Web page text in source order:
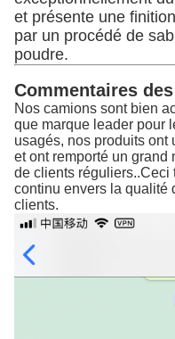
et présente une
par un procédé de
poudre.
Commentaires
Nos camions sont bien
que marque leader pour
usagés, nos produits ont
et ont remporté un grand
de clients réguliers..Ceci
continu envers la qualité
clients.